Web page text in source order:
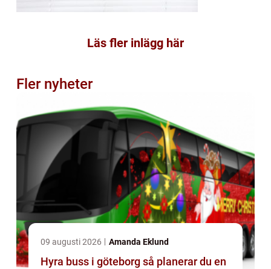
Läs fler inlägg här
Fler nyheter
09 augusti 2026 Amanda Eklund
Hyra buss i göteborg så planerar du en